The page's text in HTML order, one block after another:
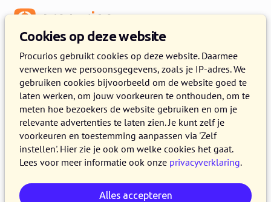
Cookies op deze website
Procurios gebruikt cookies op deze website. Daarmee
verwerken we persoonsgegevens, zoals je IP-adres. We
gebruiken cookies bijvoorbeeld om de website goed te
laten werken, om jouw voorkeuren te onthouden, om te
meten hoe bezoekers de website gebruiken en om je
relevante advertenties te laten zien. Je kunt zelf je
voorkeuren en toestemming aanpassen via 'Zelf
instellen'. Hier zie je ook om welke cookies het gaat.
Lees voor meer informatie ook onze privacyverklaring.
Alles accepteren
Release 2024.04
2 APRIL 2024 5 MINUTEN LEZEN
Op 2 april 2024 maken alle klanten op de
productieversie van het Procurios Platform
gebruik van release 2024.04. In dit blog lees je
wat er nieuw is en wat er is verbeterd. Kijk voor
meer informatie over de verschillende versies
van het platform op derelease pagina.